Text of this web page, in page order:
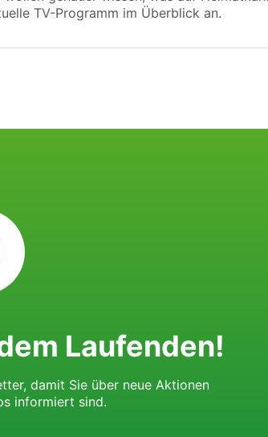
TV-Programm im Überblick an.
Laufenden!
damit Sie über neue Aktionen
informiert sind.